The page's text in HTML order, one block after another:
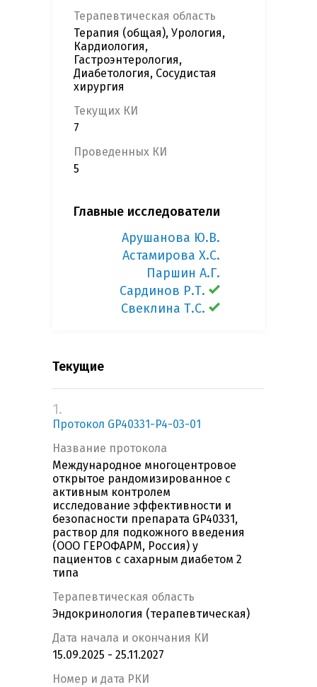
Терапевтическая область
Терапия (общая), Урология,
Кардиология,
Гастроэнтерология,
Диабетология, Сосудистая
хирургия
Текущих КИ
7
Проведенных КИ
5
Главные исследователи
Арушанова Ю.В.
Астамирова Х.С.
Паршин А.Г.
Сардинов Р.Т.
Свеклина Т.С.
Текущие
1.
Протокол GP40331-P4-03-01
Название протокола
Международное многоцентровое
открытое рандомизированное с
активным контролем
исследование эффективности и
безопасности препарата GP40331,
раствор для подкожного введения
(ООО ГЕРОФАРМ, Россия) у
пациентов с сахарным диабетом 2
типа
Терапевтическая область
Эндокринология (терапевтическая)
Дата начала и окончания КИ
15.09.2025 - 25.11.2027
Номер и дата РКИ